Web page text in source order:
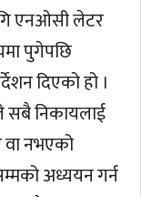
एनओसी लेटर
पुगेपछि
दिएको हो ।
सबै निकायलाई
वा नभएको
अध्ययन गर्न